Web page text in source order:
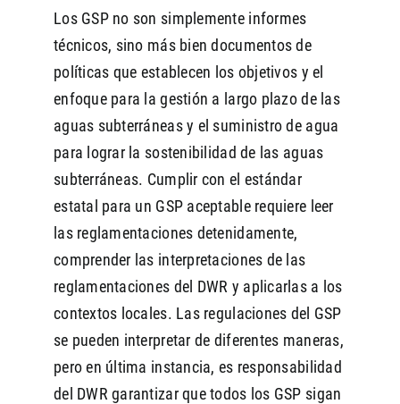
Los GSP no son simplemente informes
técnicos, sino más bien documentos de
políticas que establecen los objetivos y el
enfoque para la gestión a largo plazo de las
aguas subterráneas y el suministro de agua
para lograr la sostenibilidad de las aguas
subterráneas. Cumplir con el estándar
estatal para un GSP aceptable requiere leer
las reglamentaciones detenidamente,
comprender las interpretaciones de las
reglamentaciones del DWR y aplicarlas a los
contextos locales. Las regulaciones del GSP
se pueden interpretar de diferentes maneras,
pero en última instancia, es responsabilidad
del DWR garantizar que todos los GSP sigan